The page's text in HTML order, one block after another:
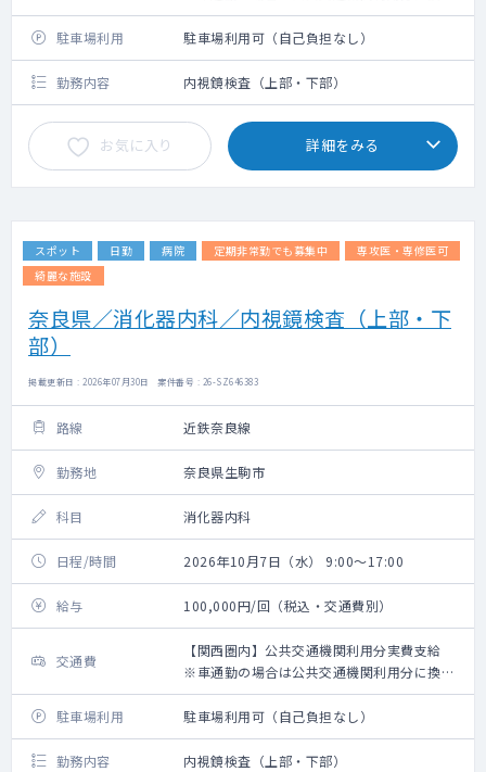
して支給（高速代は支給無し）【関西圏外】
上限10,000円の支給
駐車場利用 駐車場利用可（自己負担なし）
勤務内容 内視鏡検査（上部・下部）
お気に入り 詳細をみる
スポット 日勤 病院 定期非常勤でも募集中
専攻医・専修医可
綺麗な施設
奈良県／消化器内科／内視鏡検査（上部・下
部）
掲載更新日 : 2026年07月30日 案件番号 : 26-SZ646383
路線 近鉄奈良線
勤務地 奈良県生駒市
科目 消化器内科
日程/時間 2026年10月7日（水） 9:00～17:00
給与 100,000円/回（税込・交通費別）
交通費
【関西圏内】公共交通機関利用分実費支給
※車通勤の場合は公共交通機関利用分に換算
して支給（高速代は支給無し）【関西圏外】
上限10,000円の支給
駐車場利用 駐車場利用可（自己負担なし）
勤務内容 内視鏡検査（上部・下部）